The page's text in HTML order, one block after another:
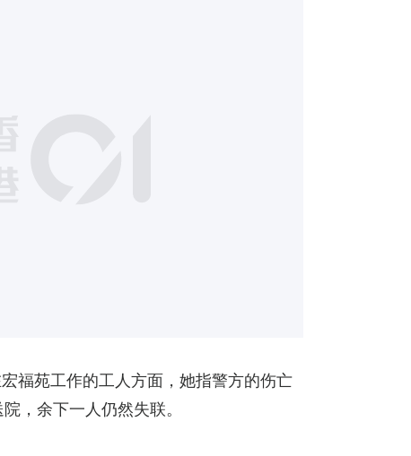
福苑工作的工人方面，她指警方的伤亡
，余下一人仍然失联。